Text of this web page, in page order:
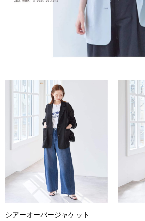
シアーオーバージャケット